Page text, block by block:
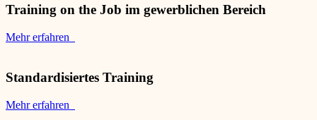
Training on the Job im gewerblichen Bereich
Mehr erfahren
Standardisiertes Training
Mehr erfahren